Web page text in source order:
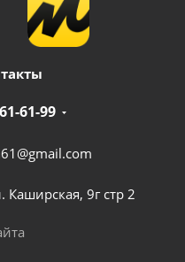
61-99
Каширская, 9г стр 2